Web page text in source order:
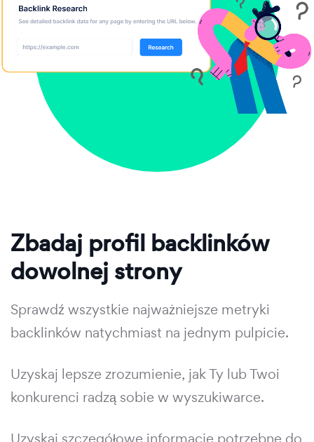
Zbadaj profil backlinków
dowolnej strony
Sprawdź wszystkie najważniejsze metryki
backlinków natychmiast na jednym pulpicie.
Uzyskaj lepsze zrozumienie, jak Ty lub Twoi
konkurenci radzą sobie w wyszukiwarce.